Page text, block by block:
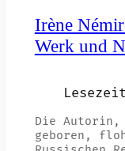
Irène
Werk und
Die Autorin,
geboren,